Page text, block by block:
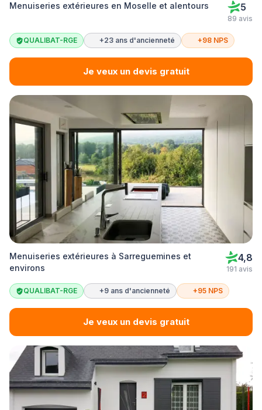
Menuiseries extérieures en Moselle et alentours 5
89 avis
QUALIBAT-RGE +23 ans d'ancienneté +98 NPS
Je veux un devis gratuit
Menuiseries extérieures à Sarreguemines et
environs
4,8
191 avis
QUALIBAT-RGE +9 ans d'ancienneté +95 NPS
Je veux un devis gratuit